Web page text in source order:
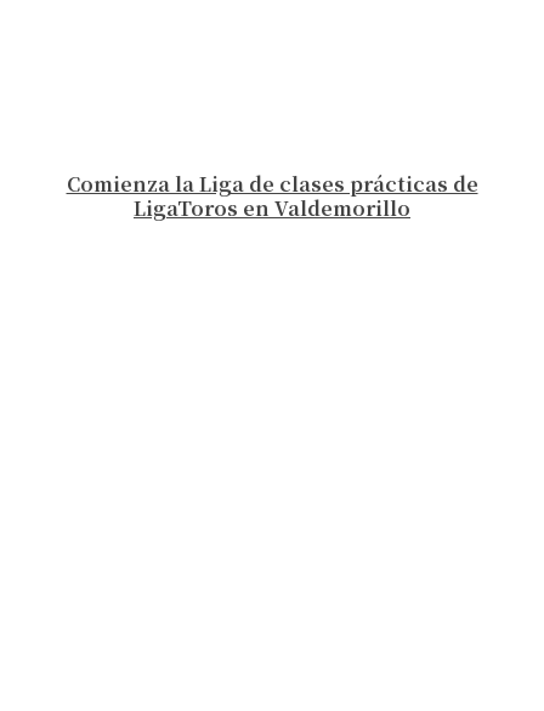
Comienza la Liga de clases prácticas de
LigaToros en Valdemorillo